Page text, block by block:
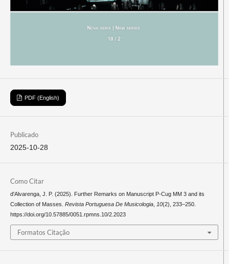
PDF (English)
Publicado
2025-10-28
Como Citar
d'Alvarenga, J. P. (2025). Further Remarks on Manuscript P-Cug MM 3 and its
Collection of Masses. Revista Portuguesa De Musicologia, 10(2), 233–250.
https://doi.org/10.57885/0051.rpmns.10/2.2023
Formatos Citação